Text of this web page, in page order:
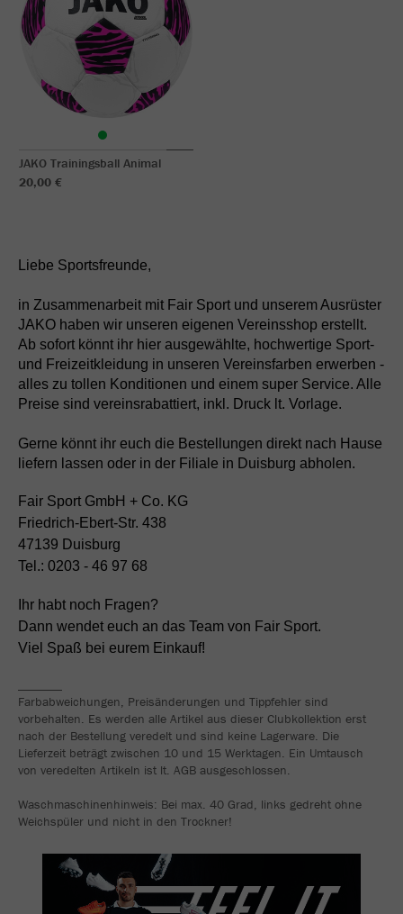
JAKO Trainingsball Animal
20,00 €
Liebe Sportsfreunde,
in Zusammenarbeit mit Fair Sport und unserem Ausrüster
JAKO haben wir unseren eigenen Vereinsshop erstellt.
Ab sofort könnt ihr hier ausgewählte, hochwertige Sport-
und Freizeitkleidung in unseren Vereinsfarben erwerben -
alles zu tollen Konditionen und einem super Service. Alle
Preise sind vereinsrabattiert, inkl. Druck lt. Vorlage.
Gerne könnt ihr euch die Bestellungen direkt nach Hause
liefern lassen oder in der Filiale in Duisburg abholen.
Fair Sport GmbH + Co. KG
Friedrich-Ebert-Str. 438
47139 Duisburg
Tel.: 0203 - 46 97 68
Ihr habt noch Fragen?
Dann wendet euch an das Team von Fair Sport.
Viel Spaß bei eurem Einkauf!
Farbabweichungen, Preisänderungen und Tippfehler sind
vorbehalten. Es werden alle Artikel aus dieser Clubkollektion erst
nach der Bestellung veredelt und sind keine Lagerware. Die
Lieferzeit beträgt zwischen 10 und 15 Werktagen. Ein Umtausch
von veredelten Artikeln ist lt. AGB ausgeschlossen.
Waschmaschinenhinweis: Bei max. 40 Grad, links gedreht ohne
Weichspüler und nicht in den Trockner!